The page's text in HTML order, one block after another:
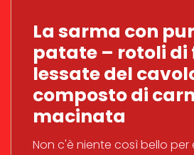
La sarma con
patate – rotoli di
lessate del
composto di
macinata
Non c'è niente così bello per